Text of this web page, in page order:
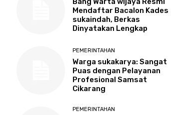
Mendaftar Bacalon Kades
sukaindah, Berkas
Dinyatakan Lengkap
PEMERINTAHAN
Warga sukakarya: Sangat
Puas dengan Pelayanan
Profesional Samsat
Cikarang
PEMERINTAHAN